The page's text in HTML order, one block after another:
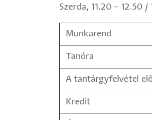
Szerda, 11.20 – 12.50 /
Munkarend
Tanóra
A tantárgyfelvétel
Kredit